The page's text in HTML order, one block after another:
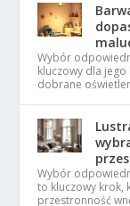
Wybór
kluczowy dla
dobrane
Wybór
to kluczowy krok,
przestronność